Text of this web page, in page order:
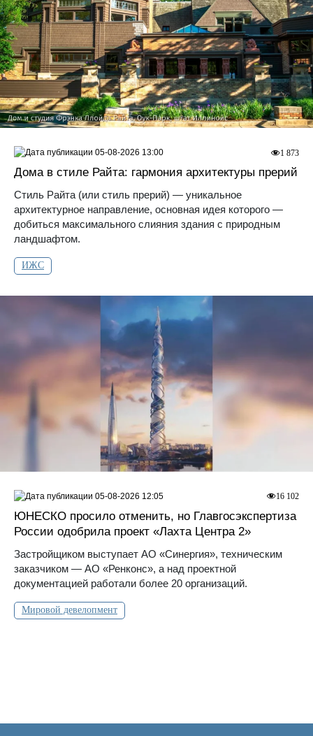
Дома в стиле Райта: гармония архитектуры прерий
Стиль Райта (или стиль прерий) — уникальное
архитектурное направление, основная идея которого —
добиться максимального слияния здания с природным
ландшафтом.
ИЖС
1 873
05-08-2026 13:00
ЮНЕСКО просило отменить, но Главгосэкспертиза
России одобрила проект «Лахта Центра 2»
Застройщиком выступает АО «Синергия», техническим
заказчиком — АО «Ренконс», а над проектной
документацией работали более 20 организаций.
Мировой девелопмент
16 102
05-08-2026 12:05